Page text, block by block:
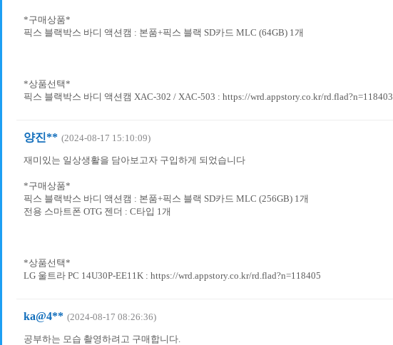
*구매상품*
픽스 블랙박스 바디 액션캠 : 본품+픽스 블랙 SD카드 MLC (64GB) 1개
*상품선택*
픽스 블랙박스 바디 액션캠 XAC-302 / XAC-503 : https://wrd.appstory.co.kr/rd.flad?n=118403
양진** (2024-08-17 15:10:09)
재미있는 일상생활을 담아보고자 구입하게 되었습니다
*구매상품*
픽스 블랙박스 바디 액션캠 : 본품+픽스 블랙 SD카드 MLC (256GB) 1개
전용 스마트폰 OTG 젠더 : C타입 1개
*상품선택*
LG 울트라 PC 14U30P-EE11K : https://wrd.appstory.co.kr/rd.flad?n=118405
ka@4** (2024-08-17 08:26:36)
공부하는 모습 촬영하려고 구매합니다.